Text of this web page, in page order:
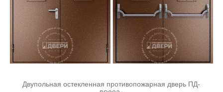
Двупольная остекленная противопожарная дверь ПД-